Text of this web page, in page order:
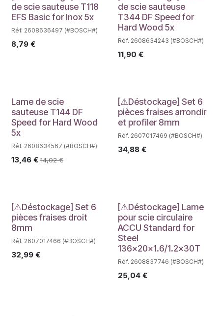
de scie sauteuse T118
EFS Basic for Inox 5x
Réf. 2608636497 (#BOSCH#)
8,79 €
de scie sauteuse
T344 DF Speed for
Hard Wood 5x
Réf. 2608634243 (#BOSCH#)
11,90 €
Lame de scie
sauteuse T144 DF
Speed for Hard Wood
5x
Réf. 2608634567 (#BOSCH#)
13,46 € 14,02€
Déstockage
[⚠Déstockage] Set 6
pièces fraises arrondir
et profiler 8mm
Réf. 2607017469 (#BOSCH#)
34,88€
Déstockage
[⚠Déstockage] Set 6
pièces fraises droit
8mm
Réf. 2607017466 (#BOSCH#)
32,99 €
Déstockage
[⚠Déstockage] Lame
pour scie circulaire
ACCU Standard for
Steel
136x20x1.6/1.2x30T
Réf. 2608837746 (#BOSCH#)
25,04€